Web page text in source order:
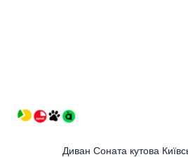
Диван Соната кутова